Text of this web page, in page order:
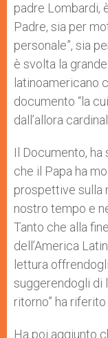
padre Lombardi,
Padre, sia per
personale”, sia
è svolta la
latinoamericano
documento “la
dall’allora
Il Documento, ha
che il Papa ha
prospettive sulla
nostro tempo e
Tanto che alla
dell’America
lettura
suggerendogli di
ritorno” ha
Ha poi aggiunto